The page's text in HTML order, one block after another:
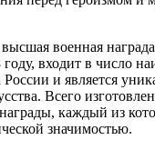
военная
входит в число
России и является
Всего
каждый из
значимостью.